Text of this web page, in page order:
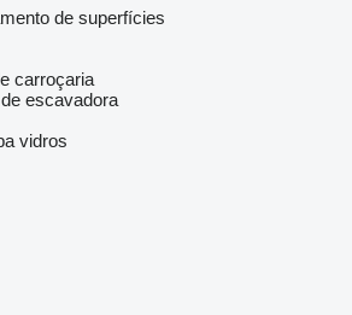
de superfícies
carroçaria
escavadora
vidros